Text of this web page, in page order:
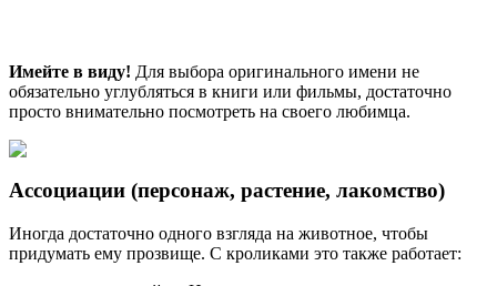
Имейте в виду! Для выбора оригинального имени не
обязательно углубляться в книги или фильмы, достаточно
просто внимательно посмотреть на своего любимца.
Ассоциации (персонаж, растение, лакомство)
Иногда достаточно одного взгляда на животное, чтобы
придумать ему прозвище. С кроликами это также работает: